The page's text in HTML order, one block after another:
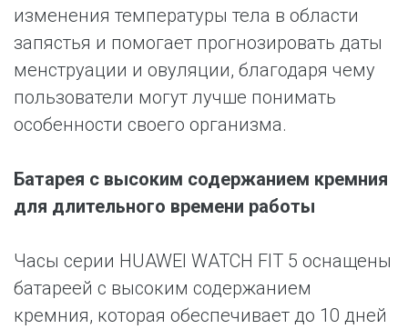
изменения температуры тела в области
запястья и помогает прогнозировать даты
менструации и овуляции, благодаря чему
пользователи могут лучше понимать
особенности своего организма.
Батарея с высоким содержанием кремния
для длительного времени работы
Часы серии HUAWEI WATCH FIT 5 оснащены
батареей с высоким содержанием
кремния, которая обеспечивает до 10 дней